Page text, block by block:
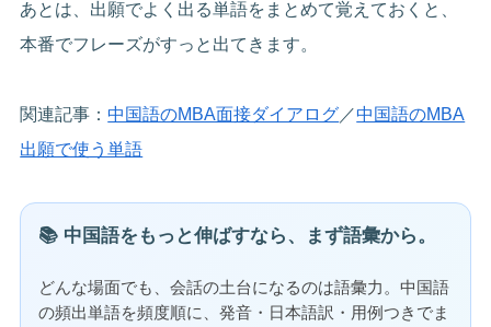
あとは、出願でよく出る単語をまとめて覚えておくと、
本番でフレーズがすっと出てきます。
関連記事：中国語のMBA面接ダイアログ ／中国語のMBA
出願で使う単語
📚 中国語をもっと伸ばすなら、まず語彙から。
どんな場面でも、会話の土台になるのは語彙力。中国語
の頻出単語を頻度順に、発音・日本語訳・用例つきでま